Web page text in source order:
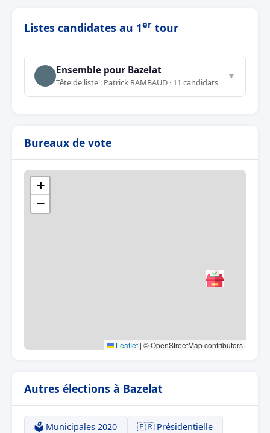
Listes candidates au 1er tour
Ensemble pour Bazelat
Tête de liste : Patrick RAMBAUD · 11 candidats
▼
Bureaux de vote
+
−
Leaflet | © OpenStreetMap contributors
Autres élections à Bazelat
🗳️ Municipales 2020 🇫🇷 Présidentielle